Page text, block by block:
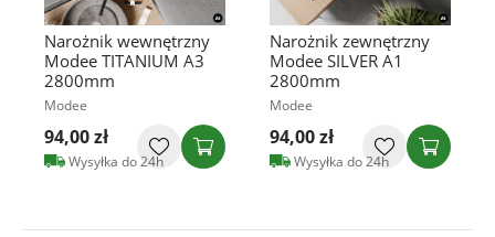
Narożnik wewnętrzny
Modee TITANIUM A3
2800mm
Modee
94,00 zł
Wysyłka do 24h
Narożnik zewnętrzny
Modee SILVER A1
2800mm
Modee
94,00 zł
Wysyłka do 24h